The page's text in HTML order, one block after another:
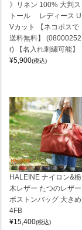
》リネン 100% 大判ス
トール レディース U
Vカット 【ネコポスで
送料無料】 (08000252
r) 【名入れ刺繍可能】
¥5,900(税込)
HALEINE ナイロン&栃
木レザー たつのレザー
ボストンバッグ 大きめ
4FB
¥15,400(税込)